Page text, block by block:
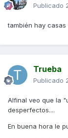
Publicado
también hay
Trueba
Publicado
Alfinal veo que la
desperfectos....
En buena hora le